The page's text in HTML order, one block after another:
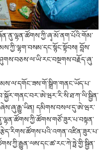
བློས་
དམིགས་བསལ་དུ་ཨེ་ཝར་